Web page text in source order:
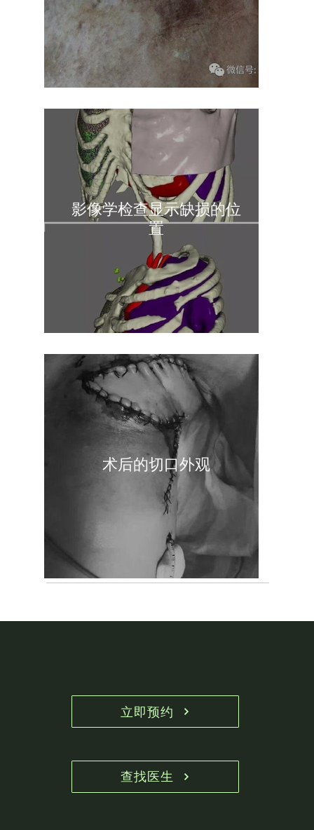
影像学检查显示缺损的位
置
术后的切口外观
查找医生
立即预约